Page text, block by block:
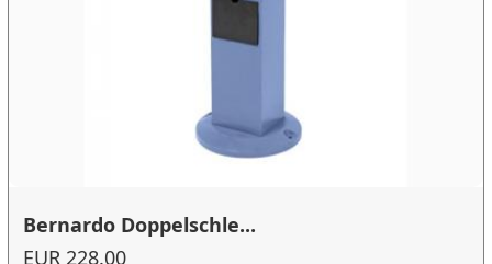
Bernardo Doppelschle...
EUR 228.00